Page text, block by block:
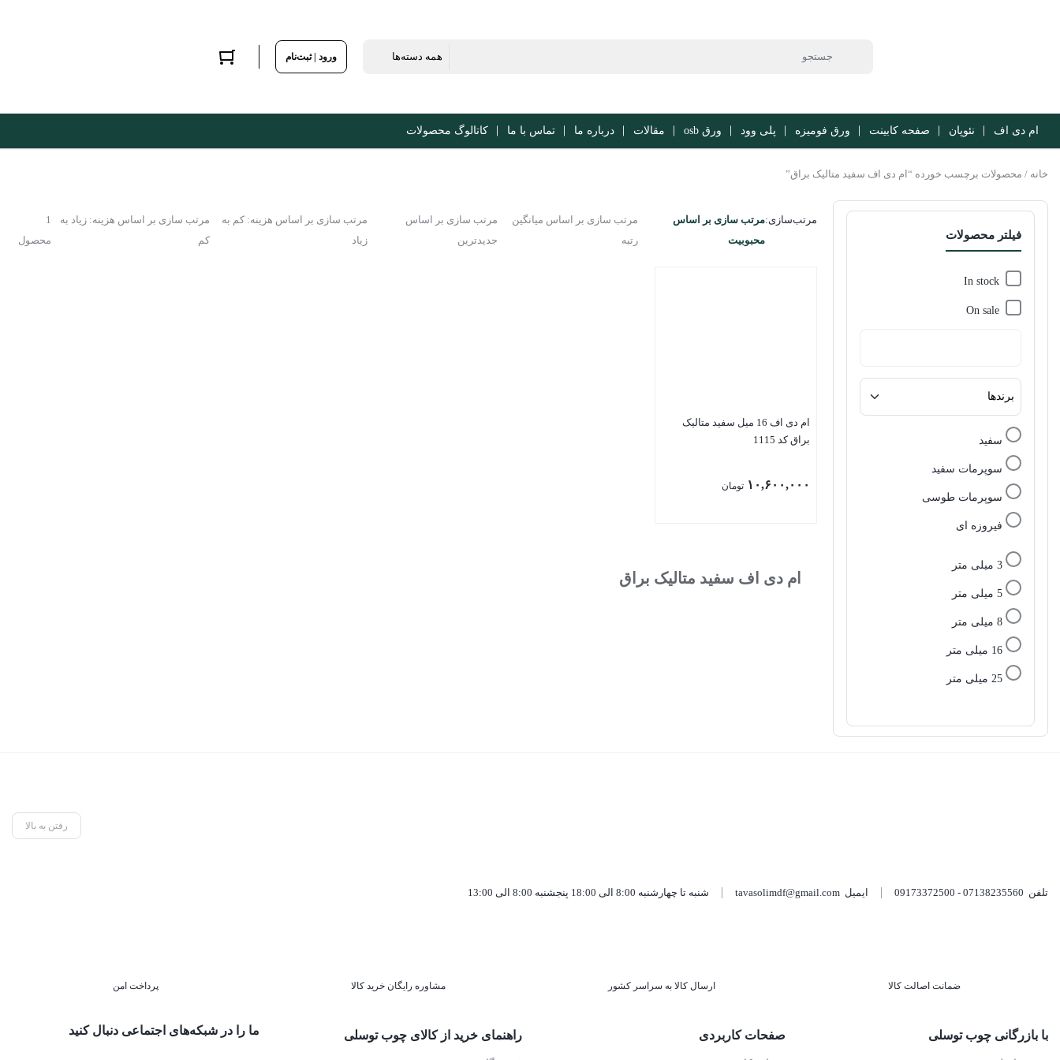
ورود | ثبت‌نام
ام دی اف نئوپان صفحه کابینت ورق فومیزه پلی وود ورق osb مقالات درباره ما تماس با ما کاتالوگ محصولات
خانه / محصولات برچسب خورده “ام دی اف سفید متالیک براق”
فیلتر محصولات
In stock
On sale
سفید
سوپرمات سفید
سوپرمات طوسی
فیروزه ای
3 میلی متر
5 میلی متر
8 میلی متر
16 میلی متر
25 میلی متر
1
محصول
مرتب‌سازی:مرتب سازی بر اساس
محبوبیت
مرتب سازی بر اساس میانگین
رتبه
مرتب سازی بر اساس
جدیدترین
مرتب سازی بر اساس هزینه: کم به
زیاد
مرتب سازی بر اساس هزینه: زیاد به
کم
ام دی اف 16 میل سفید متالیک
براق کد 1115
۱۰,۶۰۰,۰۰۰ تومان
ام دی اف سفید متالیک براق
رفتن به بالا
تلفن 07138235560 - 09173372500 ایمیل tavasolimdf@gmail.com شنبه تا چهارشنبه 8:00 الی 18:00 پنجشنبه 8:00 الی 13:00
ضمانت اصالت کالا ارسال کالا به سراسر کشور مشاوره رایگان خرید کالا پرداخت امن
با بازرگانی چوب توسلی صفحات کاربردی راهنمای خرید از کالای چوب توسلی ما را در شبکه‌های اجتماعی دنبال کنید